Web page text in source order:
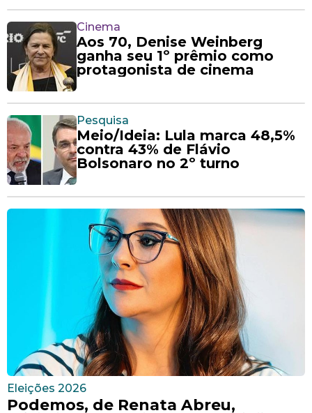
Cinema
Aos 70, Denise Weinberg
ganha seu 1º prêmio como
protagonista de cinema
Pesquisa
Meio/Ideia: Lula marca 48,5%
contra 43% de Flávio
Bolsonaro no 2º turno
Eleições 2026
Podemos, de Renata Abreu,